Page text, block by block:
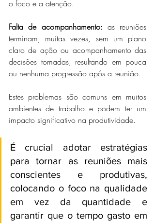
o foco e a atenção.
Falta de acompanhamento: as reuniões
terminam, muitas vezes, sem um plano
claro de ação ou acompanhamento das
decisões tomadas, resultando em pouca
ou nenhuma progressão após a reunião.
Estes problemas são comuns em muitos
ambientes de trabalho e podem ter um
impacto significativo na produtividade.
É crucial adotar estratégias
para tornar as reuniões mais
conscientes e produtivas,
colocando o foco na qualidade
em vez da quantidade e
garantir que o tempo gasto em